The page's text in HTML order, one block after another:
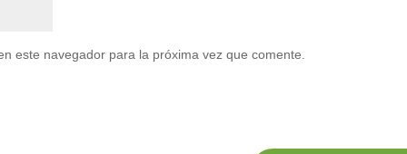
este navegador para la próxima vez que comente.